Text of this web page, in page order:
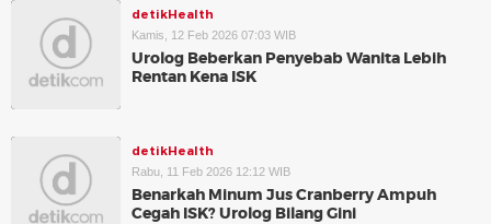
detikHealth
Kamis, 12 Feb 2026 07:03 WIB
Urolog Beberkan Penyebab Wanita Lebih
Rentan Kena ISK
detikHealth
Rabu, 11 Feb 2026 12:12 WIB
Benarkah Minum Jus Cranberry Ampuh
Cegah ISK? Urolog Bilang Gini